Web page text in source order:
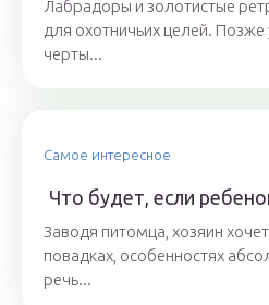
Лабрадоры и золотистые
для охотничьих целей.
черты...
Самое интересное
Что будет, если
Заводя питомца, хозяин
повадках, особенностях
речь...